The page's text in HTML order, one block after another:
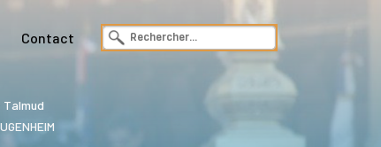
Contact
Talmud